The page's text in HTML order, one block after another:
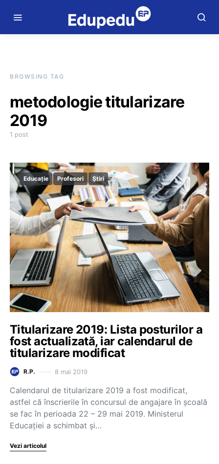
BROWSING TAG
metodologie titularizare
2019
1 post
Educație Profesori Știri
Titularizare 2019: Lista posturilor a
fost actualizată, iar calendarul de
titularizare modificat
R.P. 8 mai 2019
Calendarul de titularizare 2019 a fost modificat,
astfel că înscrierile în concursul de angajare în școală
se fac în perioada 22 – 29 mai 2019. Ministerul
Educației a schimbat și…
Vezi articolul